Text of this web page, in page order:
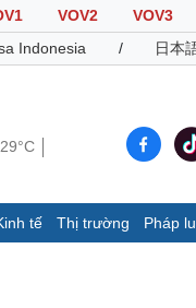
VOV2 VOV3
Indonesia / 日本
29°C
tế Thị trường Pháp